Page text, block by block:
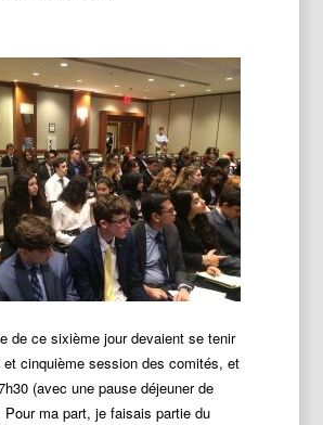
de ce sixième jour devaient se tenir
et cinquième session des comités, et
(avec une pause déjeuner de
Pour ma part, je faisais partie du